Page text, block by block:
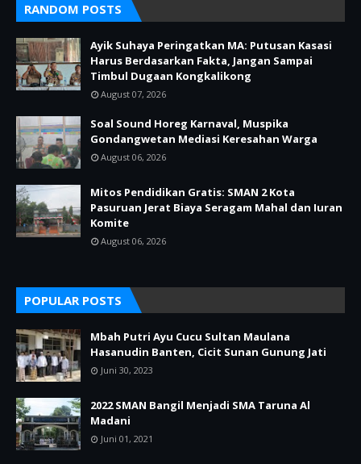
RANDOM POSTS
Ayik Suhaya Peringatkan MA: Putusan Kasasi
Harus Berdasarkan Fakta, Jangan Sampai
Timbul Dugaan Kongkalikong
August 07, 2026
Soal Sound Horeg Karnaval, Muspika
Gondangwetan Mediasi Keresahan Warga
August 06, 2026
Mitos Pendidikan Gratis: SMAN 2 Kota
Pasuruan Jerat Biaya Seragam Mahal dan Iuran
Komite
August 06, 2026
POPULAR POSTS
Mbah Putri Ayu Cucu Sultan Maulana
Hasanudin Banten, Cicit Sunan Gunung Jati
Juni 30, 2023
2022 SMAN Bangil Menjadi SMA Taruna Al
Madani
Juni 01, 2021